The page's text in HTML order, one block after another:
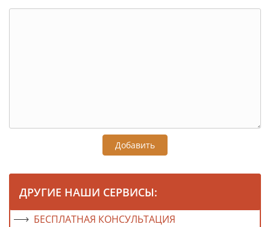
Добавить
ДРУГИЕ НАШИ СЕРВИСЫ:
БЕСПЛАТНАЯ КОНСУЛЬТАЦИЯ